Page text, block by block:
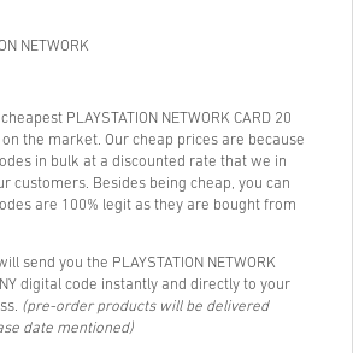
NETWORK
PLAYSTATION NETWORK CARD 20
on the market. Our cheap prices are because
in bulk at a discounted rate that we in
customers. Besides being cheap, you can
are 100% legit as they are bought from
send you the PLAYSTATION NETWORK
digital code instantly and directly to your
(pre-order products will be delivered
date mentioned)